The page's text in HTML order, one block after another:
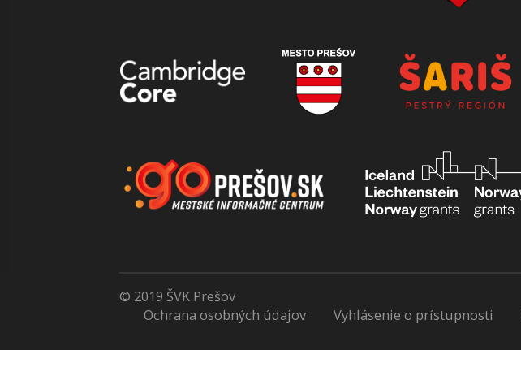
© 2019 ŠVK Prešov
Ochrana osobných údajov
Vyhlásenie o prístupnosti